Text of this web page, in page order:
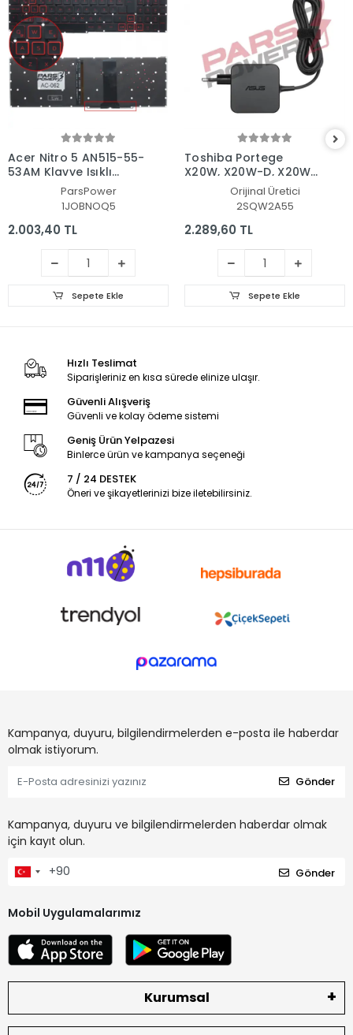
Acer Nitro 5 AN515-55-
53AM Klavye Işıklı
(Siyah TR)ParsPower
1JOBNOQ5
2.003,40 TL
Sepete Ekle
Toshiba Portege
X20W, X20W-D, X20W-
E Adaptör Şarj Aleti-
Orijinal Üretici
2SQW2A55
2.289,60 TL
Sepete Ekle
Hızlı Teslimat
Siparişleriniz en kısa sürede elinize ulaşır.
Güvenli Alışveriş
Güvenli ve kolay ödeme sistemi
Geniş Ürün Yelpazesi
Binlerce ürün ve kampanya seçeneği
7 / 24 DESTEK
Öneri ve şikayetlerinizi bize iletebilirsiniz.
Kampanya, duyuru, bilgilendirmelerden e-posta ile haberdar
olmak istiyorum.
Gönder
Kampanya, duyuru ve bilgilendirmelerden haberdar olmak
için kayıt olun.
Gönder
Mobil Uygulamalarımız
Kurumsal